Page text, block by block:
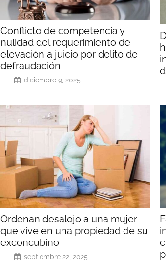
Conflicto de competencia y
nulidad del requerimiento de
elevación a juicio por delito de
defraudación
diciembre 9, 2025
Ordenan desalojo a una mujer
que vive en una propiedad de su
exconcubino
septiembre 22, 2025